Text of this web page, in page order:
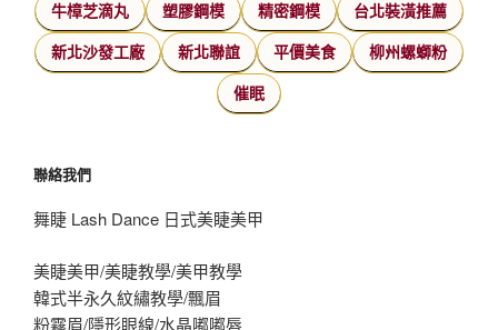
牛樟芝滴丸 塑膠鋼模 精密鋼模 台北裝潢推薦
新北沙發工廠 新北聯誼 平價美食 柳州螺螄粉
催眠
聯絡我們
舞睫 Lash Dance 日式美睫美甲
美睫美甲/美睫教學/美甲教學
韓式半永久紋繡教學/飄眉
粉霧眉/隱形眼線/水晶嘟嘟唇